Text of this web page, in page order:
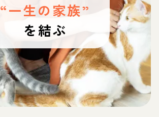
“一生の家族”
を結ぶ